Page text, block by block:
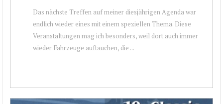
Das nächste Treffen auf meiner diesjährigen Agenda war
endlich wieder eines mit einem speziellen Thema. Diese
Veranstaltungen mag ich besonders, weil dort auch immer
wieder Fahrzeuge auftauchen, die ...